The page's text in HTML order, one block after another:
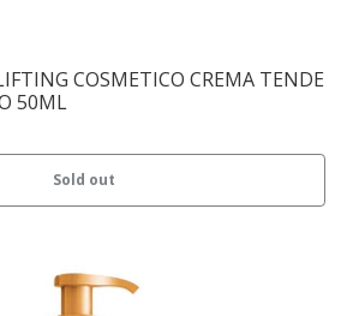
COSMETICO CREMA TENDE
50ML
Sold out